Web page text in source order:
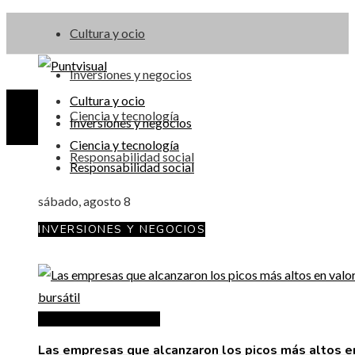
Cultura y ocio
Inversiones y negocios
Ciencia y tecnología
Responsabilidad social
sábado, agosto 8
Cultura y ocio
Inversiones y negocios
Ciencia y tecnología
Responsabilidad social
INVERSIONES Y NEGOCIOS
Las empresas que alcanzaron los picos más altos